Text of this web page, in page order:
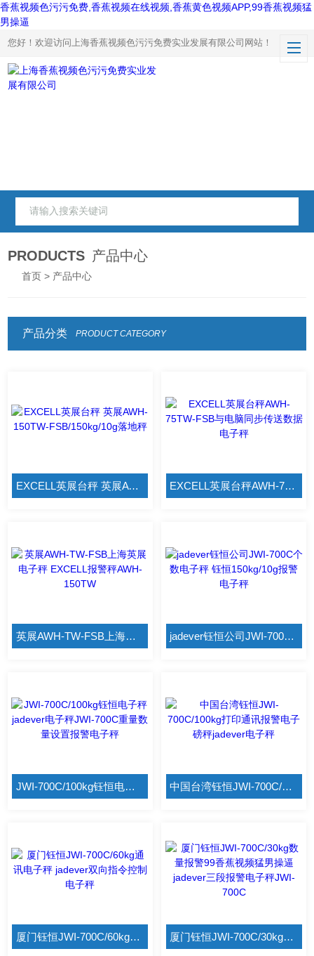
香蕉视频色污污免费,香蕉视频在线视频,香蕉黄色视频APP,99香蕉视频猛
男操逼
您好！欢迎访问上海香蕉视频色污污免费实业发展有限公司网站！
PRODUCTS 产品中心
首页 > 产品中心
产品分类 PRODUCT CATEGORY
EXCELL英展台秤 英展AWH-150TW-FSB/150kg/10g落地秤 EXCELL英展台秤AWH-75TW-FSB与电脑同步传送数据电子秤
英展AWH-TW-FSB上海英展电子秤 EXCELL报警秤AWH-150TW jadever钰恒公司JWI-700C个数电子秤 钰恒150kg/10g报警电子秤
JWI-700C/100kg钰恒电子秤 jadever电子秤JWI-700C重量数量设置报警电子秤 中国台湾钰恒JWI-700C/100kg打印通讯报警电子磅秤jadever电子秤
厦门钰恒JWI-700C/60kg通讯电子秤 jadever双向指令控制电子秤 厦门钰恒JWI-700C/30kg数量报警99香蕉视频猛男操逼 jadever三段报警电子秤JWI-700C